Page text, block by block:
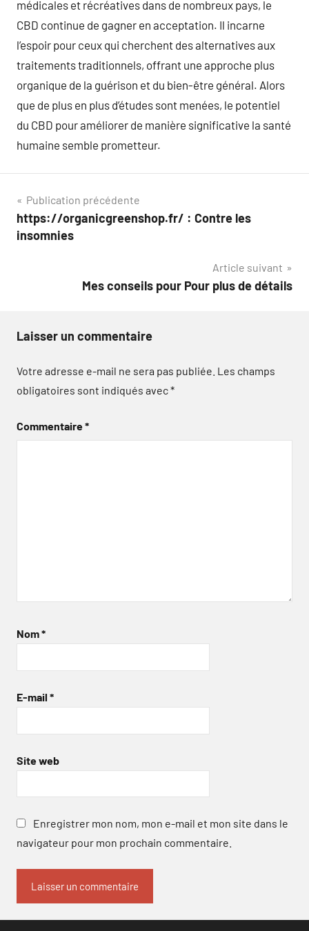
médicales et récréatives dans de nombreux pays, le
CBD continue de gagner en acceptation. Il incarne
l’espoir pour ceux qui cherchent des alternatives aux
traitements traditionnels, offrant une approche plus
organique de la guérison et du bien-être général. Alors
que de plus en plus d’études sont menées, le potentiel
du CBD pour améliorer de manière significative la santé
humaine semble prometteur.
Navigation
de
Publication précédente
https://organicgreenshop.fr/ : Contre les
insomnies
Article suivant
Mes conseils pour Pour plus de détails
Laisser un commentaire
Votre adresse e-mail ne sera pas publiée. Les champs
obligatoires sont indiqués avec*
Commentaire*
Nom*
E-mail *
Site web
Enregistrer mon nom, mon e-mail et mon site dans le
navigateur pour mon prochain commentaire.